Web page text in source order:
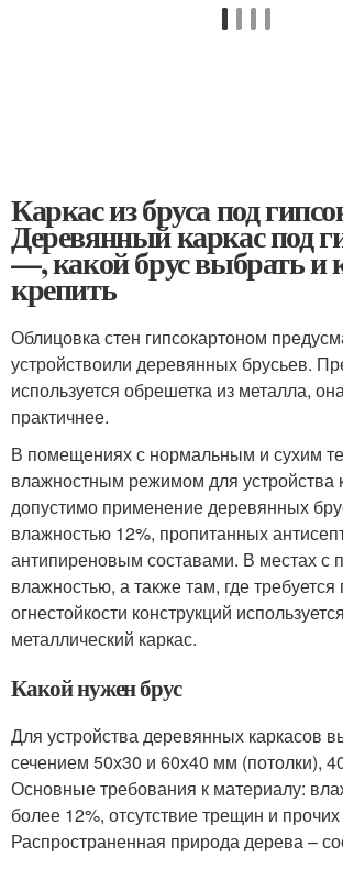
Каркас из бруса под
Деревянный каркас под
—, какой брус выбрать и
крепить
Облицовка стен гипсокартоном
устройствоили деревянных брусьев.
используется обрешетка из металла,
практичнее.
В помещениях с нормальным и сухим
влажностным режимом для устройства
допустимо применение деревянных
влажностью 12%, пропитанных
антипиреновым составами. В местах с
влажностью, а также там, где
огнестойкости конструкций
металлический каркас.
Какой нужен брус
Для устройства деревянных каркасов
сечением 50х30 и 60х40 мм (потолки),
Основные требования к материалу:
более 12%, отсутствие трещин и
Распространенная природа дерева –